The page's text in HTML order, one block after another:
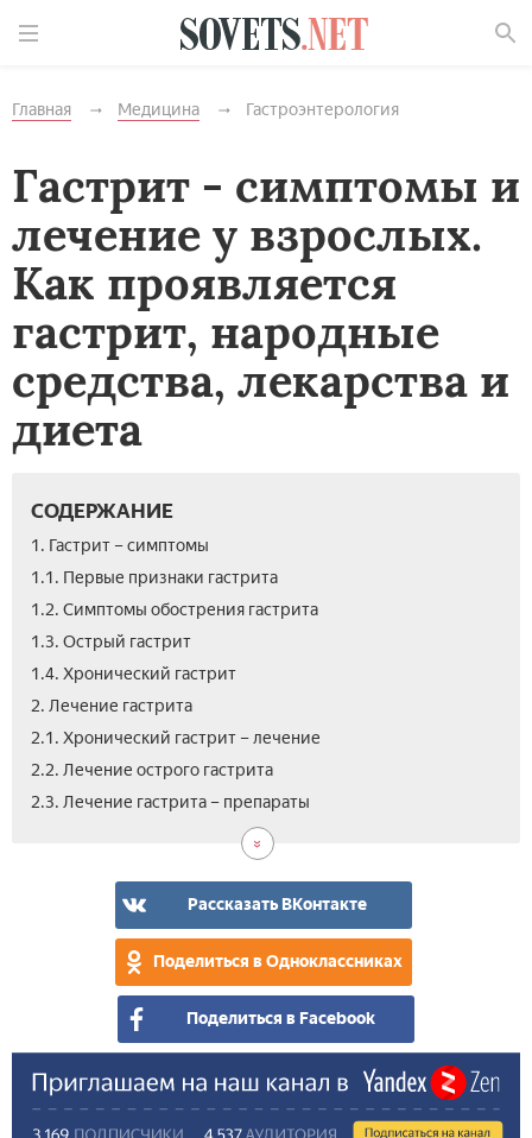
Главная Медицина Гастроэнтерология
Гастрит - симптомы и
лечение у взрослых.
Как проявляется
гастрит, народные
средства, лекарства и
диета
СОДЕРЖАНИЕ
1. Гастрит – симптомы
1.1. Первые признаки гастрита
1.2. Симптомы обострения гастрита
1.3. Острый гастрит
1.4. Хронический гастрит
2. Лечение гастрита
2.1. Хронический гастрит – лечение
2.2. Лечение острого гастрита
2.3. Лечение гастрита – препараты
Рассказать ВКонтакте
Поделиться в Одноклассниках
Поделиться в Facebook